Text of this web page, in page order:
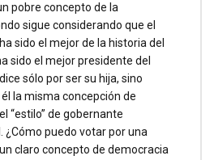
pobre concepto de la
sigue considerando que el
sido el mejor de la historia del
sido el mejor presidente del
sólo por ser su hija, sino
la misma concepción de
“estilo” de gobernante
¿Cómo puedo votar por una
claro concepto de democracia